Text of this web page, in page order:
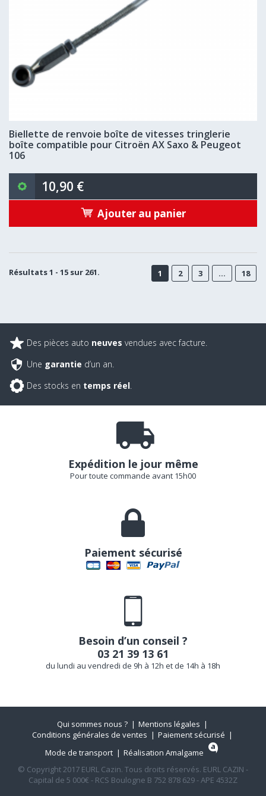
Biellette de renvoie boîte de vitesses tringlerie
boîte compatible pour Citroën AX Saxo & Peugeot
106
10,90 €
Ajouter au panier
1 2 3 ... 18
Résultats 1 - 15 sur 261.
Des pièces auto neuves vendues avec facture.
Une garantie d’un an.
Des stocks en temps réel.
Expédition le jour même
Pour toute commande avant 15h00
Paiement sécurisé
Besoin d’un conseil ?
03 21 39 13 61
du lundi au vendredi de 9h à 12h et de 14h à 18h
Qui sommes nous ?
Mentions légales
Conditions générales de ventes
Paiement sécurisé
Mode de transport
Réalisation Amalgame
© Copyright 2017 EURL Cazin. Tous droits réservés. EURL CAZIN -
Capital de 5 000€ - RCS Boulogne B 752 878 629 - APE 4532Z